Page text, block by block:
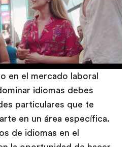
en el mercado laboral
idiomas debes
particulares que te
en un área específica.
de idiomas en el